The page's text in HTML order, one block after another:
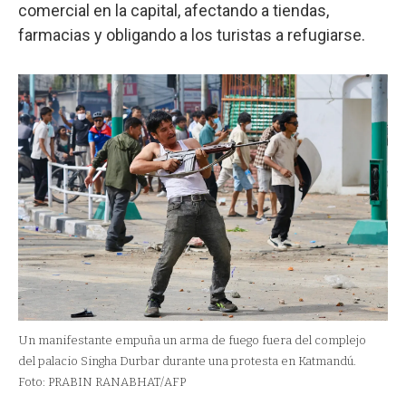
comercial en la capital, afectando a tiendas,
farmacias y obligando a los turistas a refugiarse.
Un manifestante empuña un arma de fuego fuera del complejo
del palacio Singha Durbar durante una protesta en Katmandú.
Foto: PRABIN RANABHAT/AFP